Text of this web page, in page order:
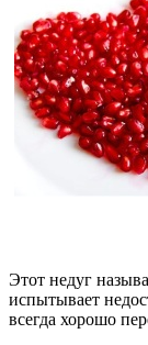
Этот недуг
испытывает
всегда хорошо